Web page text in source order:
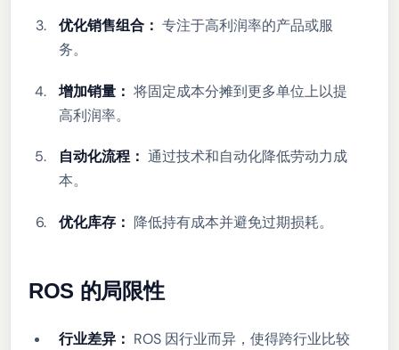
优化销售组合： 专注于高利润率的产品或服
务。
增加销量： 将固定成本分摊到更多单位上以提
高利润率。
自动化流程： 通过技术和自动化降低劳动力成
本。
优化库存： 降低持有成本并避免过期损耗。
ROS 的局限性
行业差异： ROS 因行业而异，使得跨行业比较